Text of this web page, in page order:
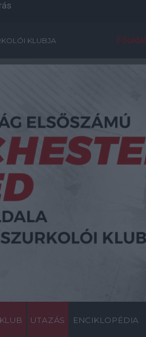
KLUBJA Főoldal
UTAZÁS ENCIKLOPÉDIA